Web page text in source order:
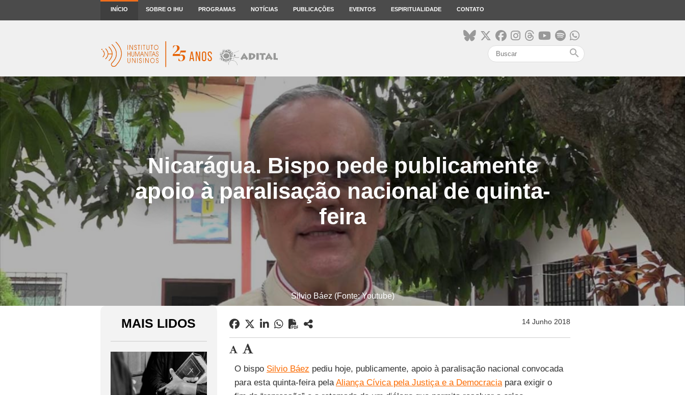
INÍCIO SOBRE O IHU PROGRAMAS NOTÍCIAS PUBLICAÇÕES EVENTOS ESPIRITUALIDADE CONTATO
search
Nicarágua. Bispo pede publicamente
apoio à paralisação nacional de quinta-
feira
Silvio Báez (Fonte: Youtube)
MAIS LIDOS 14 Junho 2018
O bispo Silvio Báez pediu hoje, publicamente, apoio à paralisação nacional convocada
para esta quinta-feira pelaAliança Cívica pela Justiça e a Democraciapara exigir o